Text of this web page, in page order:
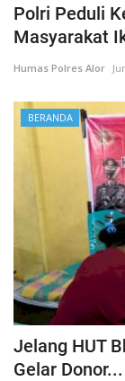
Polri Peduli
Masyarakat
Humas Polres Alor
BERANDA
Jelang HUT
Gelar Donor...